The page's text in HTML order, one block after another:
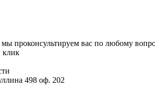
проконсультируем вас по любому
клик
498 оф. 202